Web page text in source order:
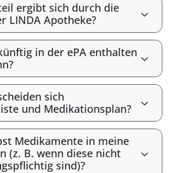
ergibt sich durch die
LINDA Apotheke?
in der ePA enthalten
sich
und Medikationsplan?
Medikamente in meine
(z. B. wenn diese nicht
sind)?